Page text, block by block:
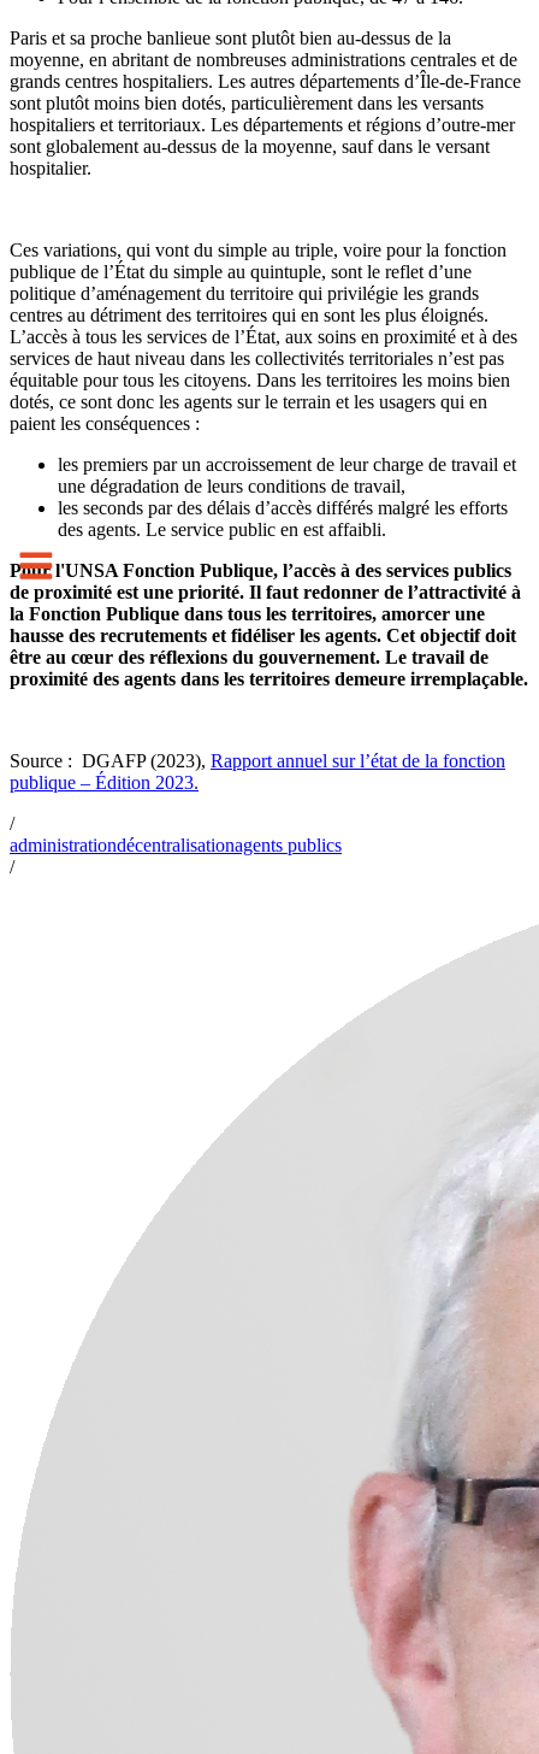
Paris et sa proche banlieue sont plutôt bien au-dessus de la
moyenne, en abritant de nombreuses administrations centrales et de
grands centres hospitaliers. Les autres départements d’Île-de-France
sont plutôt moins bien dotés, particulièrement dans les versants
hospitaliers et territoriaux. Les départements et régions d’outre-mer
sont globalement au-dessus de la moyenne, sauf dans le versant
hospitalier.
Ces variations, qui vont du simple au triple, voire pour la fonction
publique de l’État du simple au quintuple, sont le reflet d’une
politique d’aménagement du territoire qui privilégie les grands
centres au détriment des territoires qui en sont les plus éloignés.
L’accès à tous les services de l’État, aux soins en proximité et à des
services de haut niveau dans les collectivités territoriales n’est pas
équitable pour tous les citoyens. Dans les territoires les moins bien
dotés, ce sont donc les agents sur le terrain et les usagers qui en
paient les conséquences :
les premiers par un accroissement de leur charge de travail et
une dégradation de leurs conditions de travail,
les seconds par des délais d’accès différés malgré les efforts
des agents. Le service public en est affaibli.
Pour l'UNSA Fonction Publique, l’accès à des services publics
de proximité est une priorité. Il faut redonner de l’attractivité à
la Fonction Publique dans tous les territoires, amorcer une
hausse des recrutements et fidéliser les agents. Cet objectif doit
être au cœur des réflexions du gouvernement. Le travail de
proximité des agents dans les territoires demeure irremplaçable.
Source : DGAFP (2023), Rapport annuel sur l’état de la fonction
publique – Édition 2023.
/
administrationdécentralisationagents publics
/